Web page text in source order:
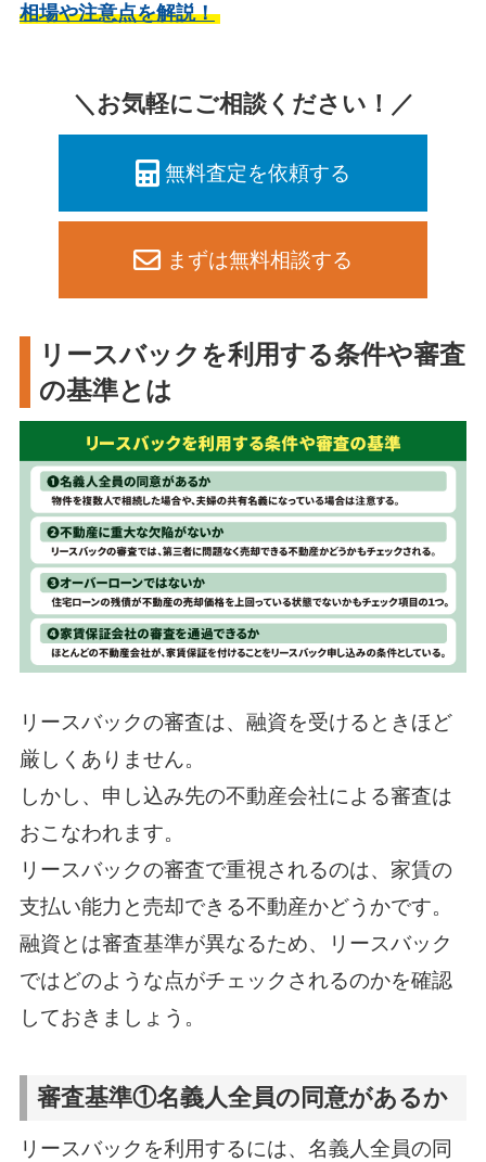
相場や注意点を解説！
＼お気軽にご相談ください！／
無料査定を依頼する
まずは無料相談する
リースバックを利用する条件や審査
の基準とは
リースバックの審査は、融資を受けるときほど
厳しくありません。
しかし、申し込み先の不動産会社による審査は
おこなわれます。
リースバックの審査で重視されるのは、家賃の
支払い能力と売却できる不動産かどうかです。
融資とは審査基準が異なるため、リースバック
ではどのような点がチェックされるのかを確認
しておきましょう。
審査基準①名義人全員の同意があるか
リースバックを利用するには、名義人全員の同